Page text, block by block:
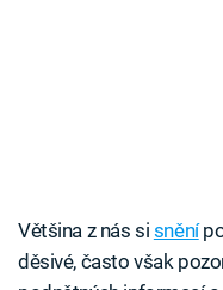
Většina z nás si snění
děsivé, často však